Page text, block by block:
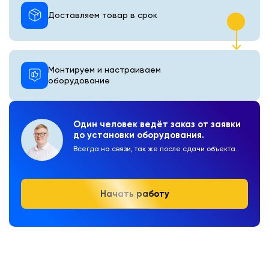
Один человек ведёт заказ от заявки
до установки оборудования.
Всегда на связи, так же после сдачи объекта.
Начать работу
Монтируем и настраиваем
оборудование
Доставляем товар в срок